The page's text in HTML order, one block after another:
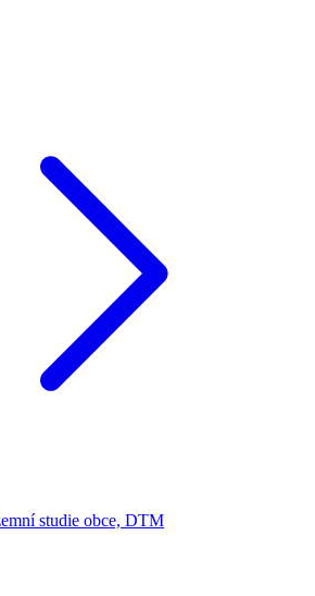
studie obce, DTM